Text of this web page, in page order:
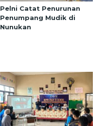
Pelni Catat Penurunan
Penumpang Mudik di
Nunukan